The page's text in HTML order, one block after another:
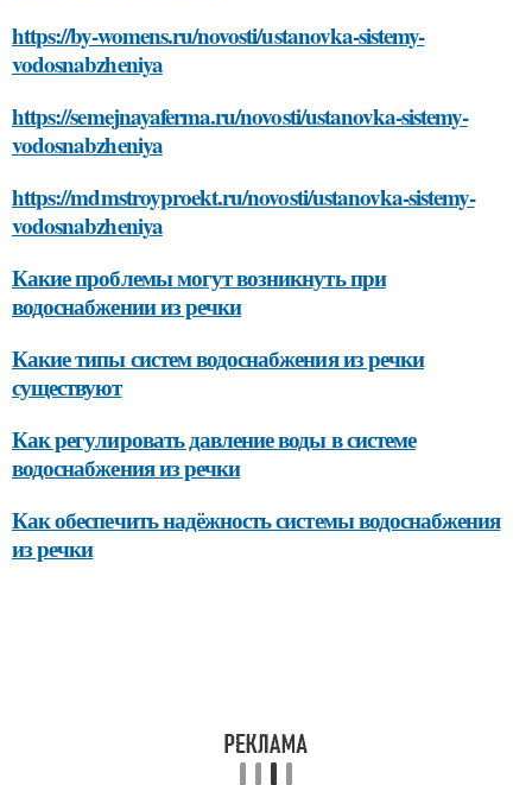
https://by-womens.ru/novosti/ustanovka-sistemy-
vodosnabzheniya
https://semejnayaferma.ru/novosti/ustanovka-sistemy-
vodosnabzheniya
https://mdmstroyproekt.ru/novosti/ustanovka-sistemy-
vodosnabzheniya
Какие проблемы могут возникнуть при
водоснабжении из речки
Какие типы систем водоснабжения из речки
существуют
Как регулировать давление воды в системе
водоснабжения из речки
Как обеспечить надёжность системы водоснабжения
из речки